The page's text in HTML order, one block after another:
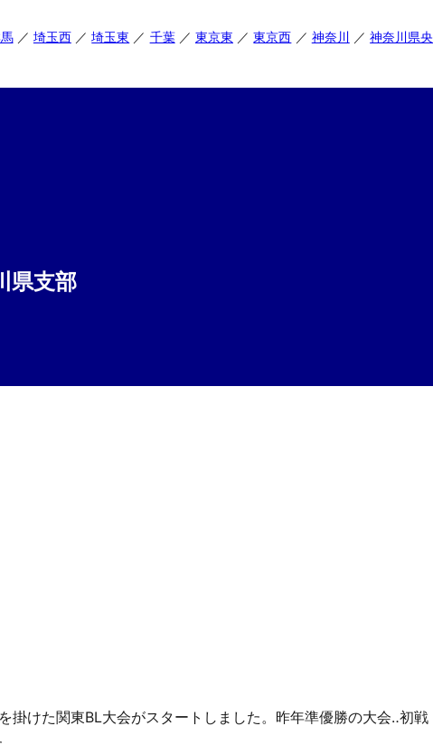
埼玉西 埼玉東 千葉 東京東 東京西 神奈川 神奈川県央
県支部
けた関東BL大会がスタートしました。昨年準優勝の大会‥初戦